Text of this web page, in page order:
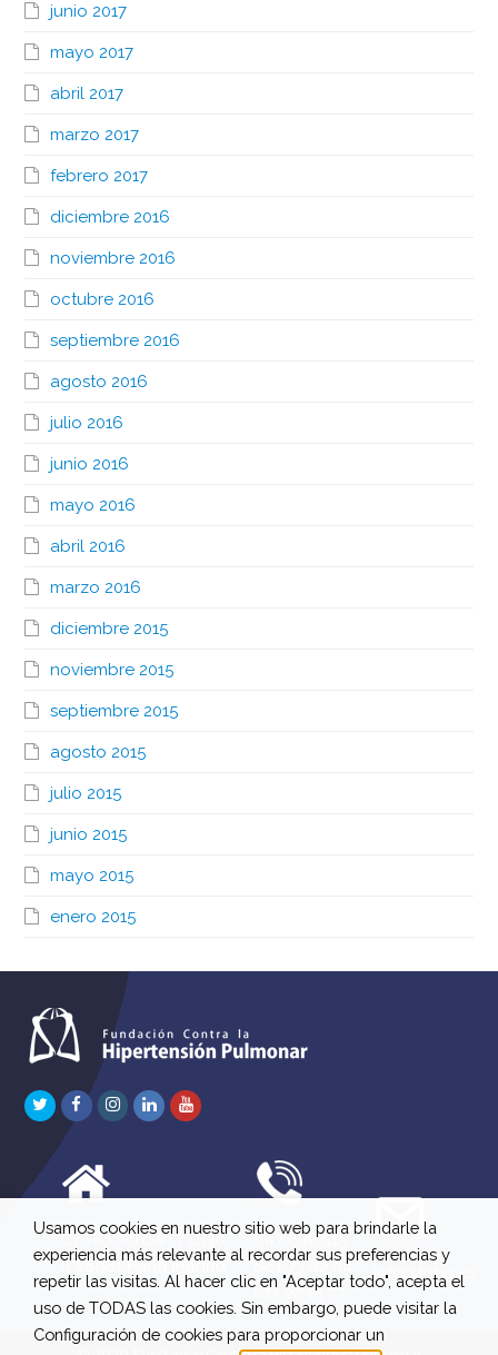
junio 2017
mayo 2017
abril 2017
marzo 2017
febrero 2017
diciembre 2016
noviembre 2016
octubre 2016
septiembre 2016
agosto 2016
julio 2016
junio 2016
mayo 2016
abril 2016
marzo 2016
diciembre 2015
noviembre 2015
septiembre 2015
agosto 2015
julio 2015
junio 2015
mayo 2015
enero 2015
TwitterFacebook
Instagram
LinkedInYoutube
C/ Río Jordán 7 bajo
A 28981 Parla Madrid
647 630 515
661 73 42 04
613 22 15 27
info@fchp.es
Usamos cookies en nuestro sitio web para brindarle la
experiencia más relevante al recordar sus preferencias y
repetir las visitas. Al hacer clic en "Aceptar todo", acepta el
uso de TODAS las cookies. Sin embargo, puede visitar la
Configuración de cookies para proporcionar un